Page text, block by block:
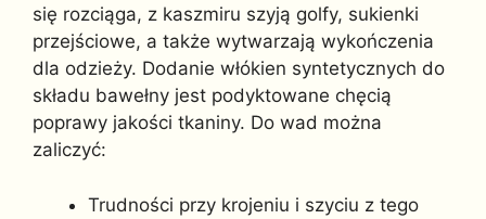
się rozciąga, z kaszmiru szyją golfy, sukienki
przejściowe, a także wytwarzają wykończenia
dla odzieży. Dodanie włókien syntetycznych do
składu bawełny jest podyktowane chęcią
poprawy jakości tkaniny. Do wad można
zaliczyć:
Trudności przy krojeniu i szyciu z tego